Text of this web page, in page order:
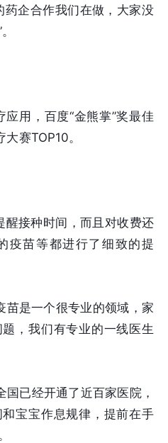
药企合作我们在做，大家没
用，百度“金熊掌”奖最佳
赛TOP10。
醒接种时间，而且对收费还
疫苗等都进行了细致的提
苗是一个很专业的领域，家
，我们有专业的一线医生
已经开通了近百家医院，
宝宝作息规律，提前在手